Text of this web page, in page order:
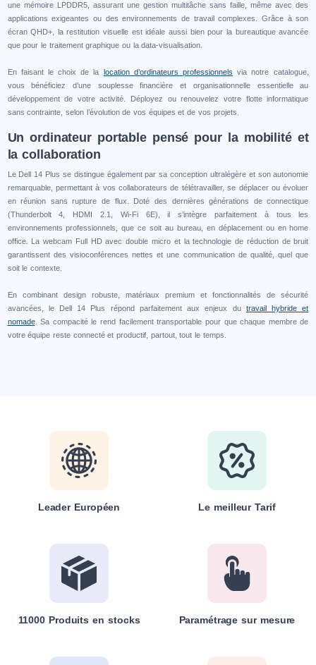
une mémoire LPDDR5, assurant une gestion multitâche sans faille, même avec des
applications exigeantes ou des environnements de travail complexes. Grâce à son
écran QHD+, la restitution visuelle est idéale aussi bien pour la bureautique avancée
que pour le traitement graphique ou la data-visualisation.
En faisant le choix de la location d’ordinateurs professionnels via notre catalogue,
vous bénéficiez d’une souplesse financière et organisationnelle essentielle au
développement de votre activité. Déployez ou renouvelez votre flotte informatique
sans contrainte, selon l’évolution de vos équipes et de vos projets.
Un ordinateur portable pensé pour la mobilité et
la collaboration
Le Dell 14 Plus se distingue également par sa conception ultralégère et son autonomie
remarquable, permettant à vos collaborateurs de télétravailler, se déplacer ou évoluer
en réunion sans rupture de flux. Doté des dernières générations de connectique
(Thunderbolt 4, HDMI 2.1, Wi-Fi 6E), il s’intègre parfaitement à tous les
environnements professionnels, que ce soit au bureau, en déplacement ou en home
office. La webcam Full HD avec double micro et la technologie de réduction de bruit
garantissent des visioconférences nettes et une communication de qualité, quel que
soit le contexte.
En combinant design robuste, matériaux premium et fonctionnalités de sécurité
avancées, le Dell 14 Plus répond parfaitement aux enjeux du travail hybride et
nomade. Sa compacité le rend facilement transportable pour que chaque membre de
votre équipe reste connecté et productif, partout, tout le temps.
Leader Européen Le meilleur Tarif
11000 Produits en stocks Paramétrage sur mesure